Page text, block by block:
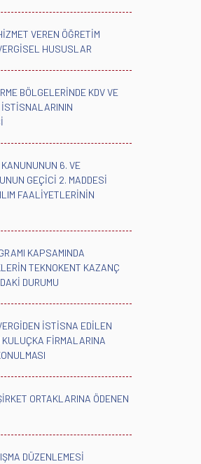
VEREN ÖĞRETİM
HUSUSLAR
BÖLGELERİNDE KDV VE
İSTİSNALARININ
6. VE
GEÇİCİ 2. MADDESİ
FAALİYETLERİNİN
KAPSAMINDA
TEKNOKENT KAZANÇ
DURUMU
İSTİSNA EDİLEN
KULUÇKA FİRMALARINA
ORTAKLARINA ÖDENEN
DÜZENLEMESİ